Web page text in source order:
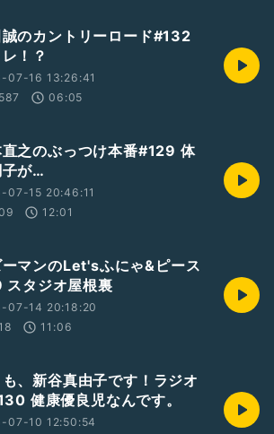
誠のカントリーロード#132
！？
07-16 13:26:41
06:05
之のぶっつけ本番#129 体
が…
07-15 20:46:11
12:01
ーマンのLet'sふにゃ&ピース
タジオ屋根裏
07-14 20:18:20
11:06
も、新谷真由子です！ラジオ
健康優良児なんです。
07-10 12:50:54